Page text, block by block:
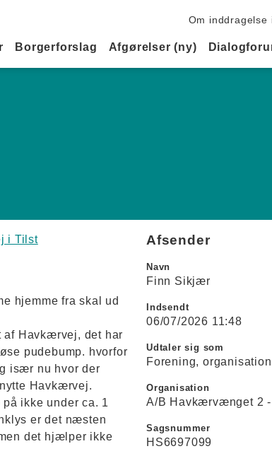
Sekundær
Om inddragelse
Borgerforslag Afgørelser (ny)
i Tilst
hjemme fra skal ud
af Havkærvej, det har
pudebump. hvorfor
især nu hvor der
Havkærvej.
ikke under ca. 1
er det næsten
det hjælper ikke
Afsender
Navn
Finn Sikjær
Indsendt
06/07/2026 11:48
Udtaler sig som
Forening,
Organisation
A/B Havkærvænget 2
Sagsnummer
HS6697099